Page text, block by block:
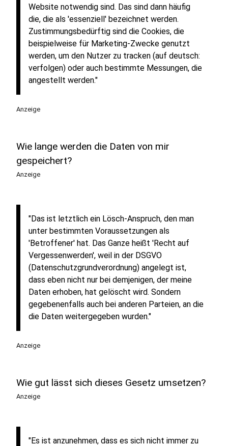
Website notwendig sind. Das sind dann häufig
die, die als 'essenziell' bezeichnet werden.
Zustimmungsbedürftig sind die Cookies, die
beispielweise für Marketing-Zwecke genutzt
werden, um den Nutzer zu tracken (auf deutsch:
verfolgen) oder auch bestimmte Messungen, die
angestellt werden."
Anzeige
Wie lange werden die Daten von mir
gespeichert?
Anzeige
"Das ist letztlich ein Lösch-Anspruch, den man
unter bestimmten Voraussetzungen als
'Betroffener' hat. Das Ganze heißt 'Recht auf
Vergessenwerden', weil in der DSGVO
(Datenschutzgrundverordnung) angelegt ist,
dass eben nicht nur bei demjenigen, der meine
Daten erhoben, hat gelöscht wird. Sondern
gegebenenfalls auch bei anderen Parteien, an die
die Daten weitergegeben wurden."
Anzeige
Wie gut lässt sich dieses Gesetz umsetzen?
Anzeige
"Es ist anzunehmen, dass es sich nicht immer zu